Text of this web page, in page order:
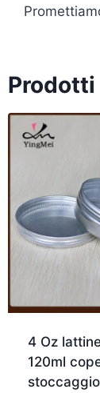
4 Oz
120ml